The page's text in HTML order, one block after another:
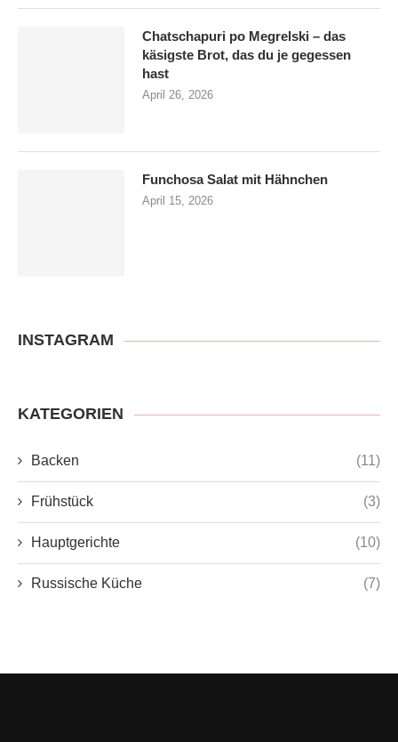
Chatschapuri po Megrelski – das
käsigste Brot, das du je gegessen
hast
April 26, 2026
Funchosa Salat mit Hähnchen
April 15, 2026
INSTAGRAM
KATEGORIEN
Backen (11)
Frühstück (3)
Hauptgerichte (10)
Russische Küche (7)